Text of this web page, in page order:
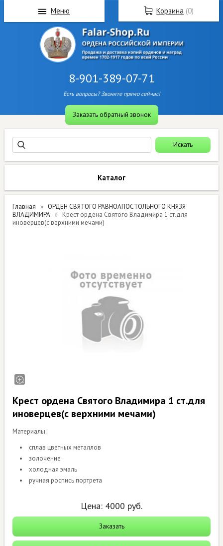
8-901-389-07-71
Есть вопросы? Звоните прямо сейчас!
Заказать обратный звонок
Каталог
Главная
ОРДЕН СВЯТОГО РАВНОАПОСТОЛЬНОГО КНЯЗЯ
ВЛАДИМИРА
Крест ордена Святого Владимира 1 ст.для
иноверцев(с верхними мечами)
Крест ордена Святого Владимира 1 ст.для
иноверцев(с верхними мечами)
Материалы:
сплав цветных металлов
золочение
холодная эмаль
ручная роспись портрета
Цена: 4000 руб.
Заказать
Корзина (0)
Меню